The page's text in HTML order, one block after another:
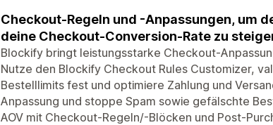
Checkout-Regeln und -Anpassungen, um
deine Checkout-Conversion-Rate zu
Blockify bringt leistungsstarke Checkout-
Nutze den Blockify Checkout Rules Customizer,
Bestelllimits fest und optimiere Zahlung und
Anpassung und stoppe Spam sowie gefälschte
AOV mit Checkout-Regeln/-Blöcken und Post-